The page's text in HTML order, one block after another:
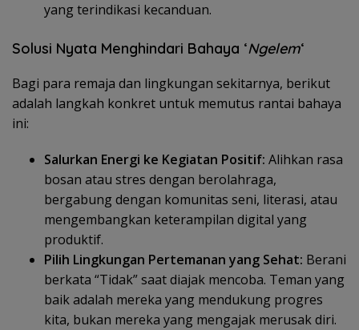
yang terindikasi kecanduan.
Solusi Nyata Menghindari Bahaya ‘Ngelem‘
Bagi para remaja dan lingkungan sekitarnya, berikut
adalah langkah konkret untuk memutus rantai bahaya
ini:
Salurkan Energi ke Kegiatan Positif: Alihkan rasa
bosan atau stres dengan berolahraga,
bergabung dengan komunitas seni, literasi, atau
mengembangkan keterampilan digital yang
produktif.
Pilih Lingkungan Pertemanan yang Sehat: Berani
berkata “Tidak” saat diajak mencoba. Teman yang
baik adalah mereka yang mendukung progres
kita, bukan mereka yang mengajak merusak diri.